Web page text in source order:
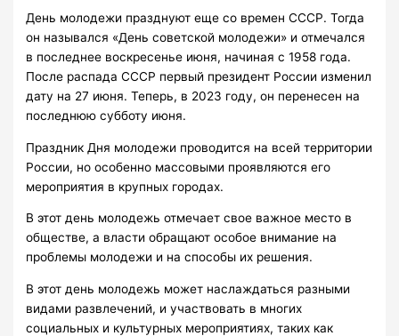
День молодежи празднуют еще со времен СССР. Тогда
он назывался «День советской молодежи» и отмечался
в последнее воскресенье июня, начиная с 1958 года.
После распада СССР первый президент России изменил
дату на 27 июня. Теперь, в 2023 году, он перенесен на
последнюю субботу июня.
Праздник Дня молодежи проводится на всей территории
России, но особенно массовыми проявляются его
мероприятия в крупных городах.
В этот день молодежь отмечает свое важное место в
обществе, а власти обращают особое внимание на
проблемы молодежи и на способы их решения.
В этот день молодежь может наслаждаться разными
видами развлечений, и участвовать в многих
социальных и культурных мероприятиях, таких как